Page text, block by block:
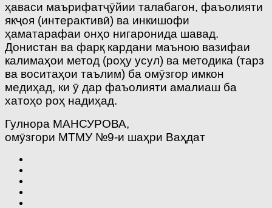
ҳаваси маърифатҷӯйии талабагон, фаъолияти
якҷоя (интерактивӣ) ва инкишофи
ҳаматарафаи онҳо нигаронида шавад.
Донистан ва фарқ кардани маъною вазифаи
калимаҳои метод (роҳу усул) ва методика (тарз
ва воситаҳои таълим) ба омӯзгор имкон
медиҳад, ки ӯ дар фаъолияти амалиаш ба
хатоҳо роҳ надиҳад.
Гулнора МАНСУРОВА,
омӯзгори МТМУ №9-и шаҳри Ваҳдат